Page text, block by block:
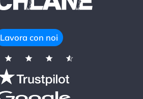
Lavora con noi